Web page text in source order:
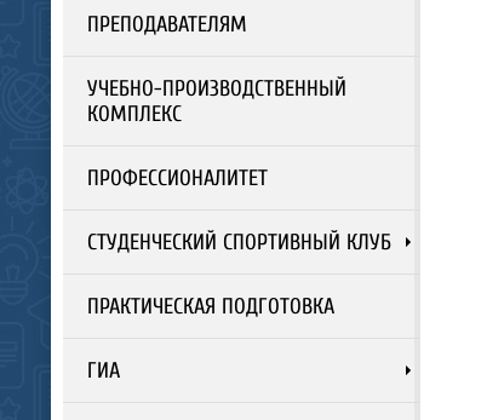
ПРЕПОДАВАТЕЛЯМ
УЧЕБНО-ПРОИЗВОДСТВЕННЫЙ
КОМПЛЕКС
ПРОФЕССИОНАЛИТЕТ
СТУДЕНЧЕСКИЙ СПОРТИВНЫЙ КЛУБ
ПРАКТИЧЕСКАЯ ПОДГОТОВКА
ГИА